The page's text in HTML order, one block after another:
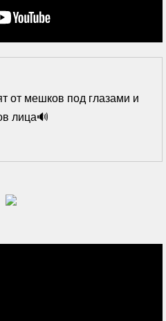
от мешков под глазами и
лица🔊